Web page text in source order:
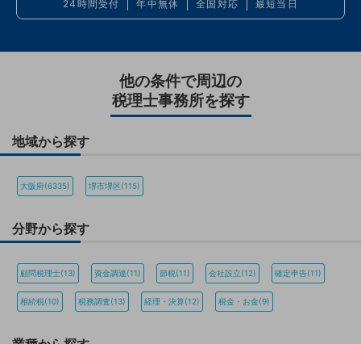
24時間受付 年中無休 全国対応 最短当日
他の条件で周辺の
税理士事務所を探す
地域から探す
大阪府(6335) 堺市堺区(115)
分野から探す
顧問税理士(13) 資金調達(11) 節税(11) 会社設立(12) 確定申告(11)
相続税(10) 税務調査(13) 経理・決算(12) 税金・お金(9)